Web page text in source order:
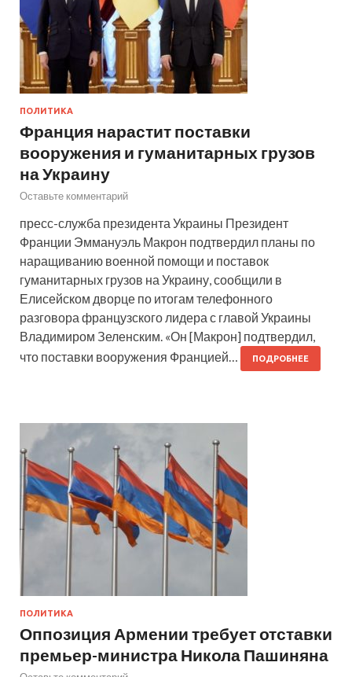
ПОЛИТИКА
Франция нарастит поставки
вооружения и гуманитарных грузов
на Украину
Оставьте комментарий
пресс-служба президента Украины Президент
Франции Эммануэль Макрон подтвердил планы по
наращиванию военной помощи и поставок
гуманитарных грузов на Украину, сообщили в
Елисейском дворце по итогам телефонного
разговора французского лидера с главой Украины
Владимиром Зеленским. «Он [Макрон] подтвердил,
что поставки вооружения Францией…
ПОДРОБНЕЕ
ПОЛИТИКА
Оппозиция Армении требует отставки
премьер-министра Никола Пашиняна